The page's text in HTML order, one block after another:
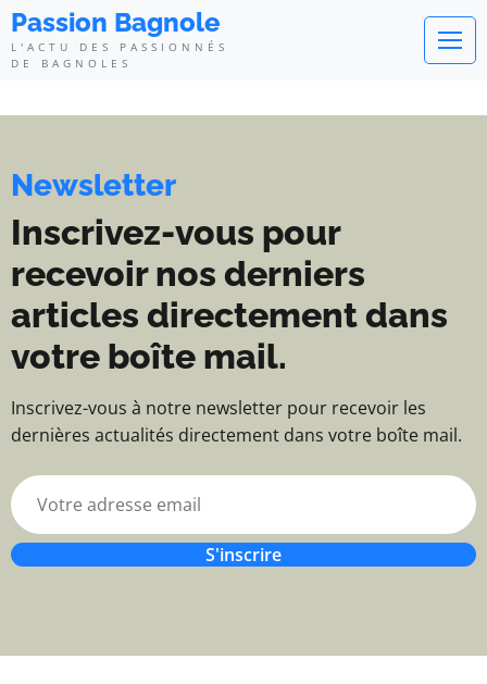
Passion Bagnole - L'actu des
Passion Bagnole
L'ACTU DES PASSIONNÉS
DE BAGNOLES
Newsletter
Inscrivez-vous pour
recevoir nos derniers
articles directement dans
votre boîte mail.
Inscrivez-vous à notre newsletter pour recevoir les
dernières actualités directement dans votre boîte mail.
S'inscrire